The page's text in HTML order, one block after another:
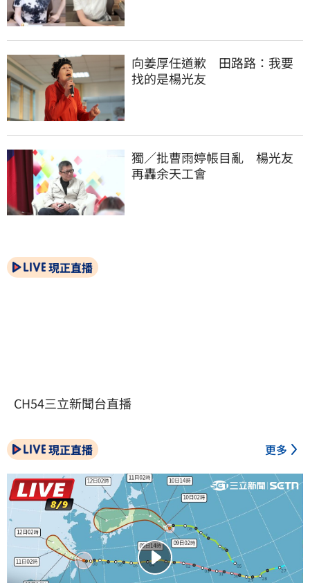
向姜厚任道歉　田路路：我要
找的是楊光友
獨／批曹雨婷帳目亂　楊光友
再轟余天工會
現正直播
CH54三立新聞台直播
現正直播 更多